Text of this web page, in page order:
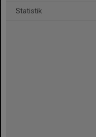
Statistik